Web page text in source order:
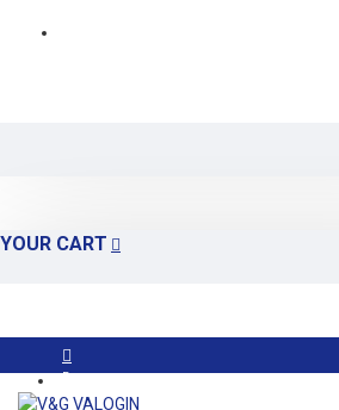
YOUR CART
Вход